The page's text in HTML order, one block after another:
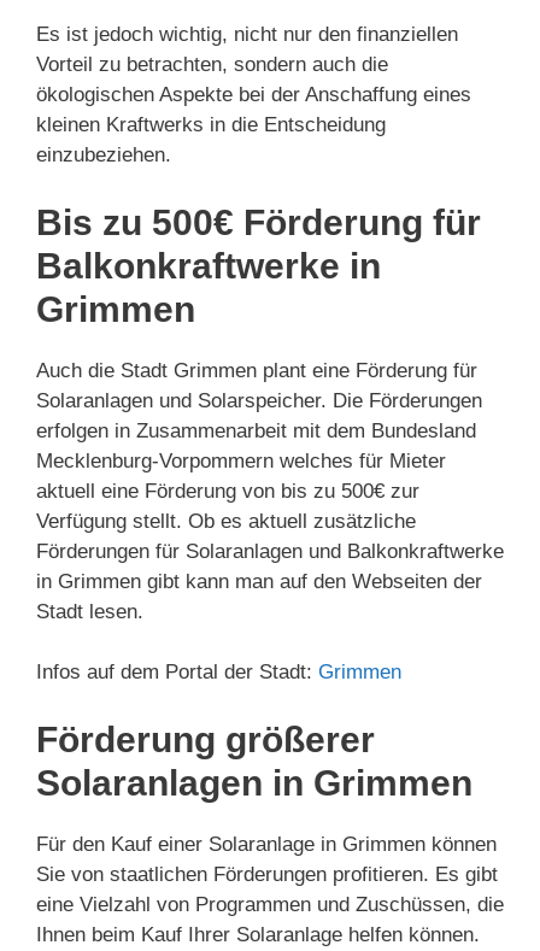
Es ist jedoch wichtig, nicht nur den finanziellen
Vorteil zu betrachten, sondern auch die
ökologischen Aspekte bei der Anschaffung eines
kleinen Kraftwerks in die Entscheidung
einzubeziehen.
Bis zu 500€ Förderung für
Balkonkraftwerke in
Grimmen
Auch die Stadt Grimmen plant eine Förderung für
Solaranlagen und Solarspeicher. Die Förderungen
erfolgen in Zusammenarbeit mit dem Bundesland
Mecklenburg-Vorpommern welches für Mieter
aktuell eine Förderung von bis zu 500€ zur
Verfügung stellt. Ob es aktuell zusätzliche
Förderungen für Solaranlagen und Balkonkraftwerke
in Grimmen gibt kann man auf den Webseiten der
Stadt lesen.
Infos auf dem Portal der Stadt: Grimmen
Förderung größerer
Solaranlagen in Grimmen
Für den Kauf einer Solaranlage in Grimmen können
Sie von staatlichen Förderungen profitieren. Es gibt
eine Vielzahl von Programmen und Zuschüssen, die
Ihnen beim Kauf Ihrer Solaranlage helfen können.